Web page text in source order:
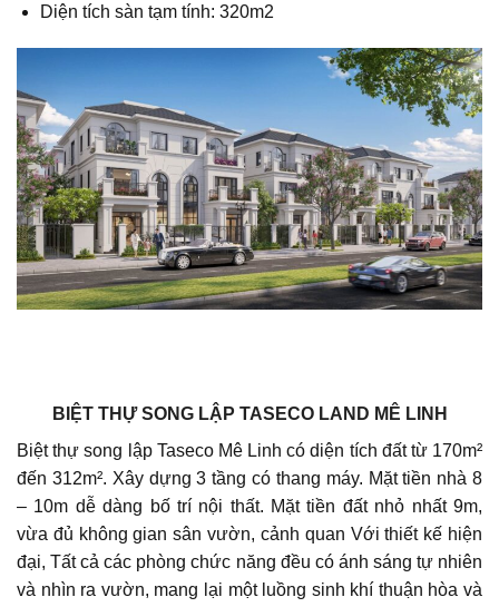
Diện tích sàn tạm tính: 320m2
BIỆT THỰ SONG LẬP TASECO LAND MÊ LINH
Biệt thự song lập Taseco Mê Linh có diện tích đất từ 170m²
đến 312m². Xây dựng 3 tầng có thang máy. Mặt tiền nhà 8
– 10m dễ dàng bố trí nội thất. Mặt tiền đất nhỏ nhất 9m,
vừa đủ không gian sân vườn, cảnh quan Với thiết kế hiện
đại, Tất cả các phòng chức năng đều có ánh sáng tự nhiên
và nhìn ra vườn, mang lại một luồng sinh khí thuận hòa và